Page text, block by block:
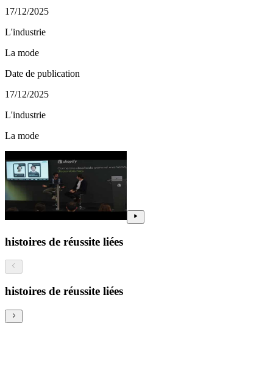
17/12/2025
L'industrie
La mode
Date de publication
17/12/2025
L'industrie
La mode
histoires de réussite liées
histoires de réussite liées